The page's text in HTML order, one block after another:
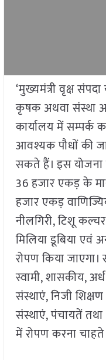
‘मुख्यमंत्री वृक्ष
कृषक अथवा संस्था
कार्यालय में सम्पर्क
आवश्यक पौधों की
सकते हैं। इस योजना
36 हजार एकड़ के
हजार एकड़
नीलगिरी, टिशू
मिलिया डूबिया एवं
रोपण किया
स्वामी, शासकीय,
संस्थाएं, निजी
संस्थाएं, पंचायतें
में रोपण करना चाहते